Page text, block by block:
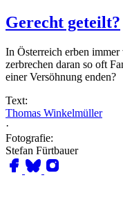
Gerecht geteilt?
In Österreich erben
zerbrechen daran so oft
einer Versöhnung enden?
Text:
Thomas Winkelmüller
·
Fotografie:
Stefan Fürtbauer